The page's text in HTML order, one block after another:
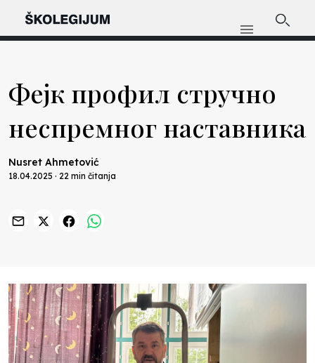
Фејк профил стручно
неспремног наставника
Nusret Ahmetović
18.04.2025 · 22 min čitanja